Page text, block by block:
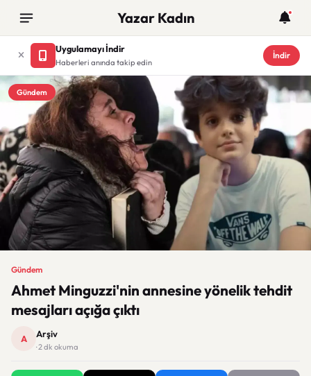
Yazar Kadın
Uygulamayı İndir
Haberleri anında takip edin
İndir
Gündem
Gündem
Ahmet Minguzzi'nin annesine yönelik tehdit
mesajları açığa çıktı
A Arşiv
· 2 dk okuma